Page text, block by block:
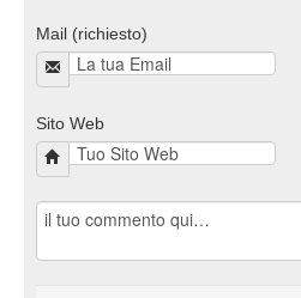
Mail (richiesto)
Sito Web